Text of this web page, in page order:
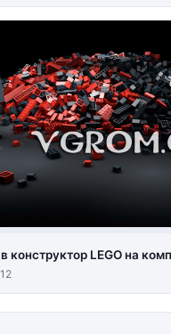
конструктор LEGO на